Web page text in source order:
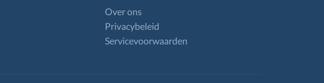
Over ons
Privacybeleid
Servicevoorwaarden